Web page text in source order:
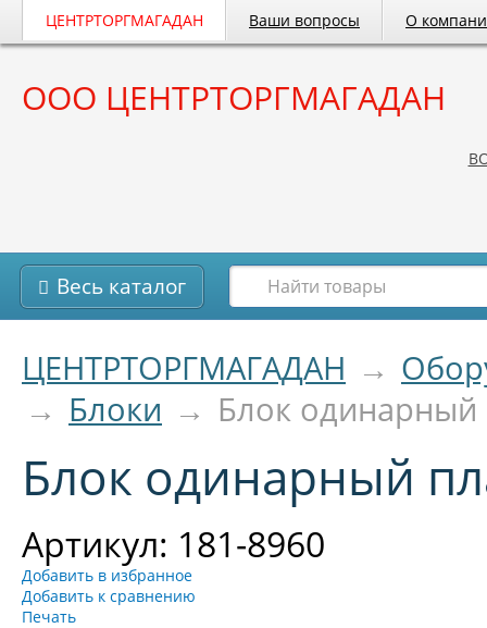
ЦЕНТРТОРГМАГАДАН Ваши вопросы О
ООО ЦЕНТРТОРГМАГАДАН
Весь каталог
ЦЕНТРТОРГМАГАДАН →
→ Блоки → Блок одинарный
Блок одинарный
Артикул: 181-8960
Добавить в избранное
Добавить к сравнению
Печать